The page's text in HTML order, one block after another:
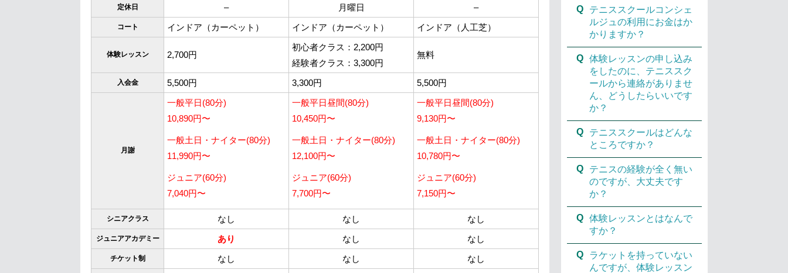
定休日 – 月曜日 –
コート インドア（カーペット） インドア（カーペット） インドア（人工芝）
体験レッスン 2,700円
初心者クラス：2,200円
経験者クラス：3,300円
無料
入会金 5,500円 3,300円 5,500円
月謝
一般平日(80分)
10,890円〜
一般土日・ナイター(80分)
11,990円〜
ジュニア(60分)
7,040円〜
一般平日昼間(80分)
10,450円〜
一般土日・ナイター(80分)
12,100円〜
ジュニア(60分)
7,700円〜
一般平日昼間(80分)
9,130円〜
一般土日・ナイター(80分)
10,780円〜
ジュニア(60分)
7,150円〜
シニアクラス なし なし なし
ジュニアアカデミー あり なし なし
チケット制 なし なし なし
Q
テニススクールコンシェ
ルジュの利用にお金はか
かりますか？
Q 体験レッスンの申し込み
をしたのに、テニススク
ールから連絡がありませ
ん、どうしたらいいです
か？
Q
テニススクールはどんな
ところですか？
Q
テニスの経験が全く無い
のですが、大丈夫です
か？
Q 体験レッスンとはなんで
すか？
Q
ラケットを持っていない
んですが、体験レッスン